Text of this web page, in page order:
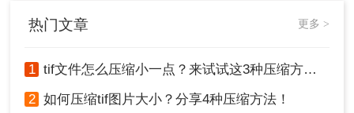
3、图片除了压缩之外还可以转换输出格式
哦，压缩程度也是可以调整的。
和传输效率。
热门文章 更多 >
1 tif文件怎么压缩小一点？来试试这3种压缩方法！
2 如何压缩tif图片大小？分享4种压缩方法！